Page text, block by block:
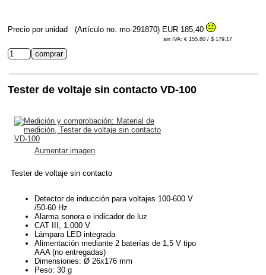
Precio por unidad (Artículo no. mo-291870) EUR 185,40
sin IVA: € 155.80 / $ 179.17
Tester de voltaje sin contacto VD-100
Aumentar imagen
Tester de voltaje sin contacto
Detector de inducción para voltajes 100-600 V
/50-60 Hz
Alarma sonora e indicador de luz
CAT III, 1.000 V
Lámpara LED integrada
Alimentación mediante 2 baterías de 1,5 V tipo
AAA (no entregadas)
Dimensiones: Ø 26x176 mm
Peso: 30 g